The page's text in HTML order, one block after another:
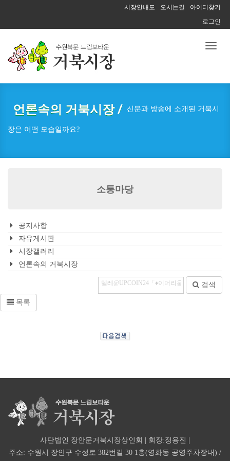
시장안내도 오시는길
아이디찾기
로그인
Toggle
언론속의 거북시장 / 신문과 방송에 소개된 거북시
장은 어떤 모습일까요?
소통마당
공지사항
자유게시판
시장갤러리
언론속의 거북시장
검색
목록
사단법인 장안문거북시장상인회 | 회장:정용진 |
주소: 수원시 장안구 수성로 382번길 30 1층(영화동 공영주차장내) /